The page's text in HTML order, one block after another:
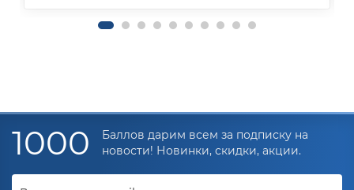
1000
Баллов дарим всем за подписку на
новости! Новинки, скидки, акции.